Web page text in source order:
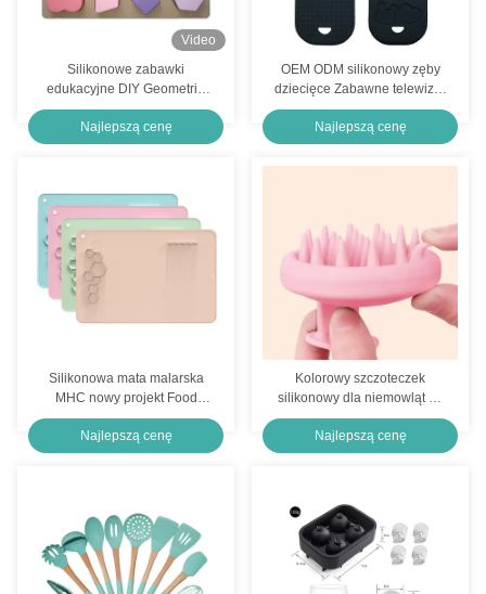
Video
Silikonowe zabawki
edukacyjne DIY Geometria
Puzzle 3D Dostosowane
Najlepszą cenę
OEM ODM silikonowy zęby
dziecięce Zabawne telewizor
zdalnego sterowania zęby
zabawkę
Najlepszą cenę
Silikonowa mata malarska
MHC nowy projekt Food
Grade duża tablica do
pisania zabawki edukacyjne
dla dzieci
Najlepszą cenę
Kolorowy szczoteczek
silikonowy dla niemowląt na
okres 0-12 miesięcy, odporny
na temperaturę, nietoksyczny
/ wolny od BPA
Najlepszą cenę